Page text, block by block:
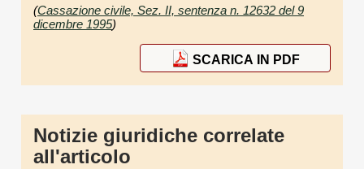
(Cassazione civile, Sez. II, sentenza n. 12632 del 9
dicembre 1995)
SCARICA IN PDF
Notizie giuridiche correlate
all'articolo